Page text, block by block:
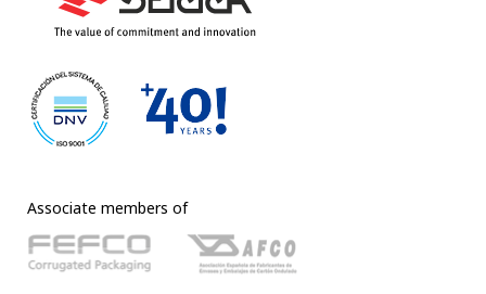
Associate members of